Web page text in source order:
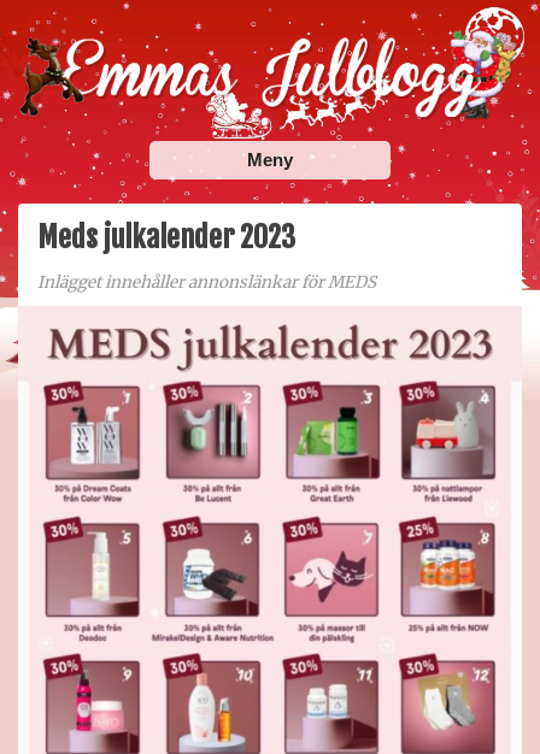
Skip
to
content
Emmas Julblogg
Julbloggar om julnyheter, julklappstips, julkalendrar,
adventskalendrar , julpyssel och julrecept!
Meny
Meds julkalender 2023
Inlägget innehåller annonslänkar för MEDS